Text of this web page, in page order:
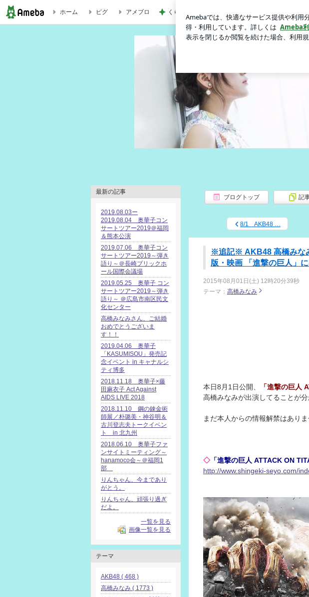
※追記※ AKB48 高橋みなみ、本日8月1日公開 実写版・映画 「進撃の巨人」に出演！
ホーム ピグ アメブロ くら寿司友だち限定無料クーポン
ブログトップ 記
8/1 AKB48 …
※追記※ AKB48 高橋みな
版・映画 「進撃の巨人」に
2015年08月01日(土) 12時20分39秒
テーマ： 高橋みなみ
本日8月1日公開、 「進撃の巨人
高橋みなみが出演してることが分
まだ本人からの情報解禁はありま
◇ 「進撃の巨人 ATTACK ON
http://www.shingeki-seyo.com/
最新の記事
2019.08.03ー
2019.08.04 奥華子コン
サートツアー2019＠福岡
＆熊本公演
2019.07.06 奥華子コン
サートツアー2019～弾き
語り～＠長崎ブリックホ
ール国際会議場
2019.05.25 奥華子 コン
サートツアー2019～弾き
語り～ ＠広島市南区民文
化センター
高橋みなみさん、ご結婚
おめでとうございま
す！！
2019.04.06 奥華子
「KASUMISOU」発売記
念イベント in キャナルシ
ティ博多
2018.11.18 奥華子×藤
田麻衣子 Act Against
AIDS LIVE 2018
2018.11.10 鋼の錬金術
師展／朴璐美・神谷明＆
古川登志夫トークイベン
ト in 北九州
2018.06.10 奥華子ファ
ンサイトミーティング～
hanamoco会～＠福岡1
部
りんちゃん、今まであり
がとう。
りんちゃん、頑張り過ぎ
だよ。
一覧を見る
画像一覧を見る
テーマ
AKB48 ( 468 )
高橋みなみ ( 1773 )